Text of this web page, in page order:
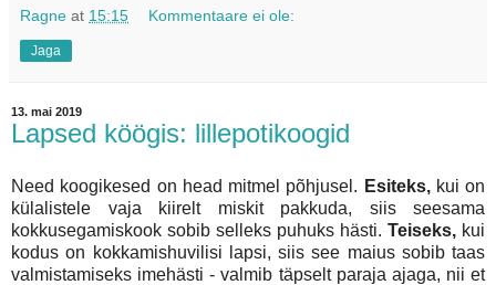
Ragne at 15:15 Kommentaare ei ole:
Jaga
13. mai 2019
Lapsed köögis: lillepotikoogid
Need koogikesed on head mitmel põhjusel. Esiteks,kui on
külalistele vaja kiirelt miskit pakkuda, siis seesama
kokkusegamiskook sobib selleks puhuks hästi. Teiseks, kui
kodus on kokkamishuvilisi lapsi, siis see maius sobib taas
valmistamiseks imehästi - valmib täpselt paraja ajaga, nii et